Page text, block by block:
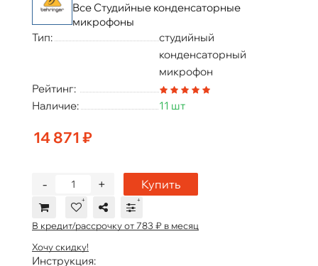
Все Студийные конденсаторные
микрофоны
Тип:
студийный
конденсаторный
микрофон
Рейтинг:
Наличие:
11 шт
14 871 ₽
+
- Купить
В кредит/рассрочку от 783 ₽ в месяц
Хочу скидку!
Инструкция: